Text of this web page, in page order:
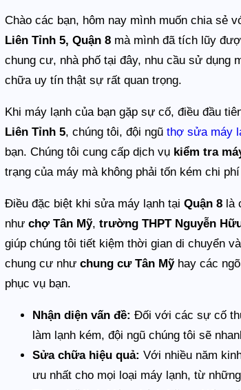
Chào các bạn, hôm nay mình muốn chia sẻ
Liên Tỉnh 5, Quận 8 mà mình đã tích lũy
chung cư, nhà phố tại đây, nhu cầu sử dụng
chữa uy tín thật sự rất quan trọng.
Khi máy lạnh của bạn gặp sự cố, điều đầu
Liên Tỉnh 5, chúng tôi, đội ngũthợ sửa máy
bạn. Chúng tôi cung cấp dịch vụ kiểm tra
trạng của máy mà không phải tốn kém chi
Điều đặc biệt khi sửa máy lạnh tạiQuận 8 là
nhưchợ Tân Mỹ,trường THPT Nguyễn
giúp chúng tôi tiết kiệm thời gian di chuyển
chung cư nhưchung cư Tân Mỹhay các
phục vụ bạn.
Nhận diện vấn đề: Đối với các sự cố
làm lạnh kém, đội ngũ chúng tôi sẽ
Sửa chữa hiệu quả: Với nhiều năm
ưu nhất cho mọi loại máy lạnh, từ